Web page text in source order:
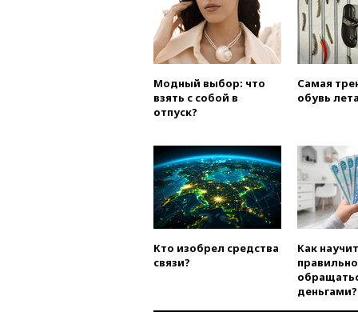
Модный выбор: что
взять с собой в
отпуск?
Самая
обувь
Кто изобрел средства
связи?
Как
правильно
деньгами?